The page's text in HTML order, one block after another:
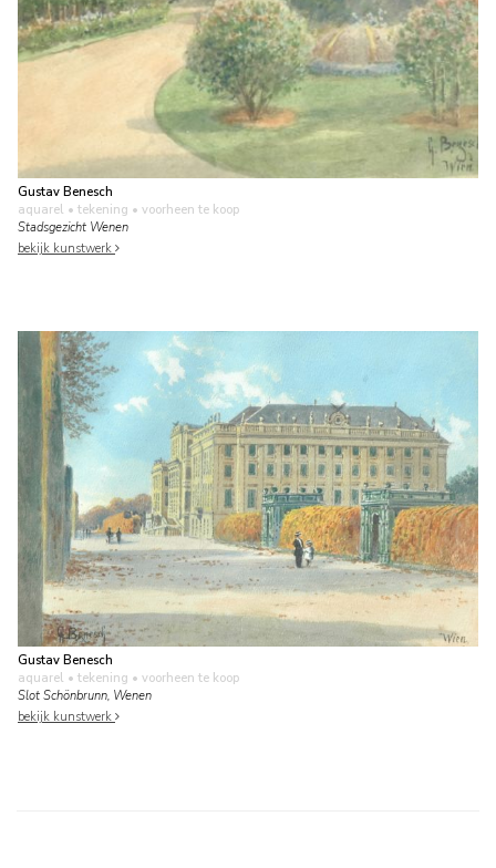
Gustav Benesch
aquarel • tekening • voorheen te koop
Stadsgezicht Wenen
bekijk kunstwerk
Gustav Benesch
aquarel • tekening • voorheen te koop
Slot Schönbrunn, Wenen
bekijk kunstwerk